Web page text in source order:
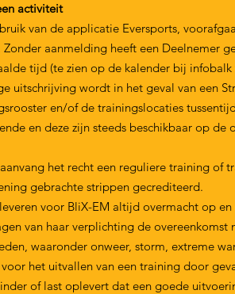
activiteit
van de applicatie Eversports,
aanmelding heeft een Deelnemer
tijd (te zien op de kalender bij infobalk
uitschrijving wordt in het geval van een
en/of de trainingslocaties
en deze zijn steeds beschikbaar op de
het recht een reguliere training of
gebrachte strippen gecrediteerd.
voor BliX-EM altijd overmacht op en
van haar verplichting de overeenkomst
waaronder onweer, storm, extreme
het uitvallen van een training door
of last oplevert dat een goede